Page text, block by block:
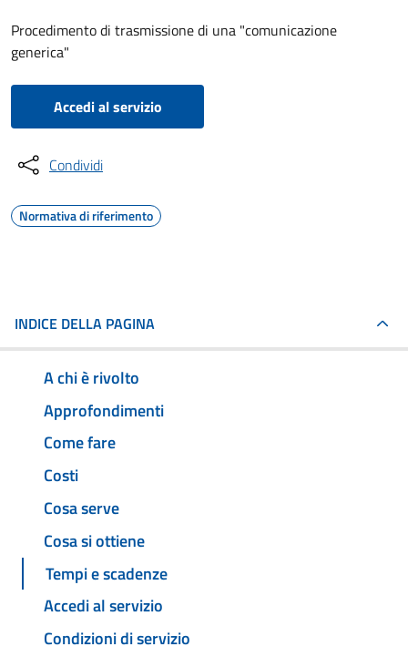
Procedimento di trasmissione di una "comunicazione
generica"
Accedi al servizio
Condividi
Normativa di riferimento
INDICE DELLA PAGINA
A chi è rivolto
Approfondimenti
Come fare
Costi
Cosa serve
Cosa si ottiene
Tempi e scadenze
Accedi al servizio
Condizioni di servizio